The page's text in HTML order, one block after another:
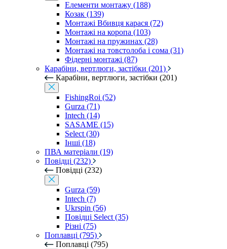
Елементи монтажу (188)
Козак (139)
Монтажі Вбивця карася (72)
Монтажі на коропа (103)
Монтажі на пружинах (28)
Монтажі на товстолоба і сома (31)
Фідерні монтажі (87)
Карабіни, вертлюги, застібки (201)
Карабіни, вертлюги, застібки (201)
FishingRoi (52)
Gurza (71)
Intech (14)
SASAME (15)
Select (30)
Інші (18)
ПВА матеріали (19)
Повідці (232)
Повідці (232)
Gurza (59)
Intech (7)
Ukrspin (56)
Повідці Select (35)
Різні (75)
Поплавці (795)
Поплавці (795)